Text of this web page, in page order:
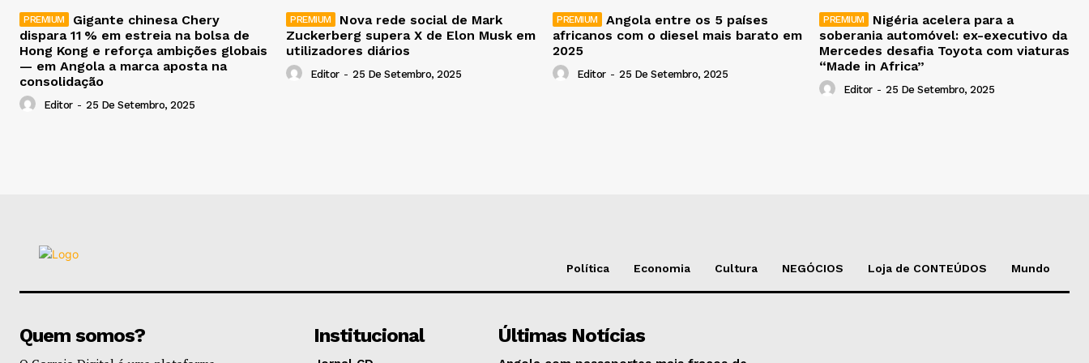
Gigante chinesa Chery
dispara 11 % em estreia na bolsa de
Hong Kong e reforça ambições globais
— em Angola a marca aposta na
consolidação
Editor - 25 De Setembro, 2025
Nova rede social de Mark
Zuckerberg supera X de Elon Musk em
utilizadores diários
Editor - 25 De Setembro, 2025
Angola entre os 5 países
africanos com o diesel mais barato em
2025
Editor - 25 De Setembro, 2025
Nigéria acelera para a
soberania automóvel: ex-executivo da
Mercedes desafia Toyota com viaturas
“Made in Africa”
Editor - 25 De Setembro, 2025
Política Economia Cultura NEGÓCIOS Loja de CONTEÚDOS Mundo
Quem somos? Institucional Últimas Notícias